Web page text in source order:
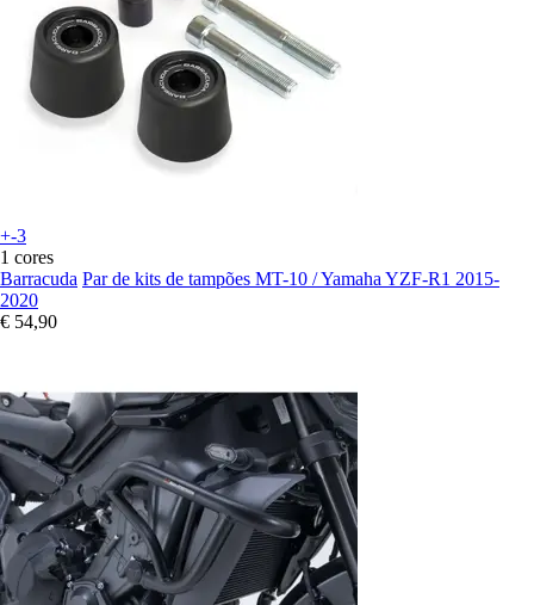
+-3
1 cores
Barracuda Par de kits de tampões MT-10 / Yamaha YZF-R1 2015-
2020
€ 54,90